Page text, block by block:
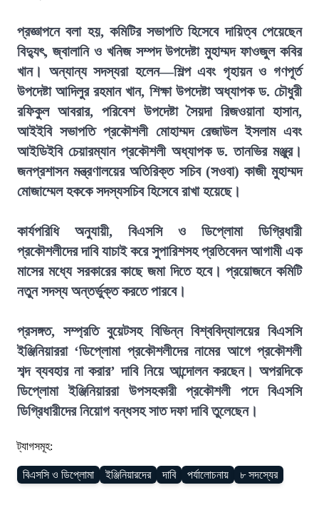
প্রজ্ঞাপনে বলা হয়, কমিটির সভাপতি হিসেবে দায়িত্ব পেয়েছেন
বিদ্যুৎ, জ্বালানি ও খনিজ সম্পদ উপদেষ্টা মুহাম্মদ ফাওজুল কবির
খান। অন্যান্য সদস্যরা হলেন—শিল্প এবং গৃহায়ন ও গণপূর্ত
উপদেষ্টা আদিলুর রহমান খান, শিক্ষা উপদেষ্টা অধ্যাপক ড. চৌধুরী
রফিকুল আবরার, পরিবেশ উপদেষ্টা সৈয়দা রিজওয়ানা হাসান,
আইইবি সভাপতি প্রকৌশলী মোহাম্মদ রেজাউল ইসলাম এবং
আইডিইবি চেয়ারম্যান প্রকৌশলী অধ্যাপক ড. তানভির মঞ্জুর।
জনপ্রশাসন মন্ত্রণালয়ের অতিরিক্ত সচিব (সওবা) কাজী মুহাম্মদ
মোজাম্মেল হককে সদস্যসচিব হিসেবে রাখা হয়েছে।
কার্যপরিধি অনুযায়ী, বিএসসি ও ডিপ্লোমা ডিগ্রিধারী
প্রকৌশলীদের দাবি যাচাই করে সুপারিশসহ প্রতিবেদন আগামী এক
মাসের মধ্যে সরকারের কাছে জমা দিতে হবে। প্রয়োজনে কমিটি
নতুন সদস্য অন্তর্ভুক্ত করতে পারবে।
প্রসঙ্গত, সম্প্রতি বুয়েটসহ বিভিন্ন বিশ্ববিদ্যালয়ের বিএসসি
ইঞ্জিনিয়াররা ‘ডিপ্লোমা প্রকৌশলীদের নামের আগে প্রকৌশলী
শব্দ ব্যবহার না করার’ দাবি নিয়ে আন্দোলন করছেন। অপরদিকে
ডিপ্লোমা ইঞ্জিনিয়াররা উপসহকারী প্রকৌশলী পদে বিএসসি
ডিগ্রিধারীদের নিয়োগ বন্ধসহ সাত দফা দাবি তুলেছেন।
ট্যাগসমূহ:
বিএসসি ও ডিপ্লোমা ইঞ্জিনিয়ারদের দাবি পর্যালোচনায় ৮ সদস্যের